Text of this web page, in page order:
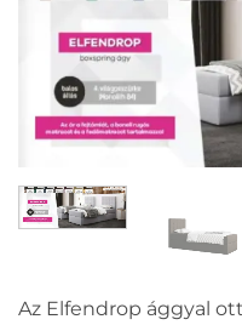
Az Elfendrop ággyal